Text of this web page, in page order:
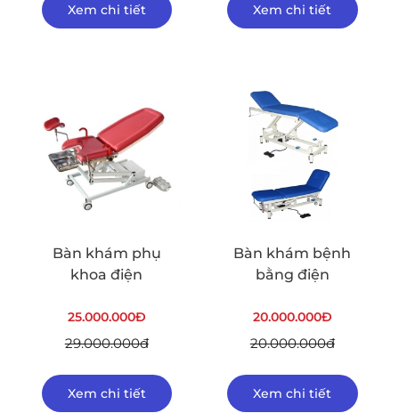
Xem chi tiết Xem chi tiết
Bàn khám phụ
khoa điện
25.000.000Đ
29.000.000đ
Xem chi tiết
Bàn khám bệnh
bằng điện
20.000.000Đ
20.000.000đ
Xem chi tiết